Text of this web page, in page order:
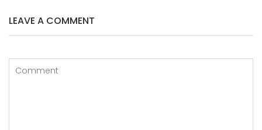
LEAVE A COMMENT